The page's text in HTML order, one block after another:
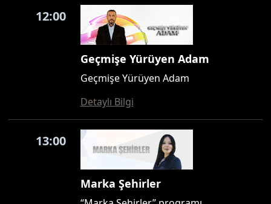
12:00
Geçmişe Yürüyen Adam
Geçmişe Yürüyen Adam
Detaylı Bilgi
13:00
Marka Şehirler